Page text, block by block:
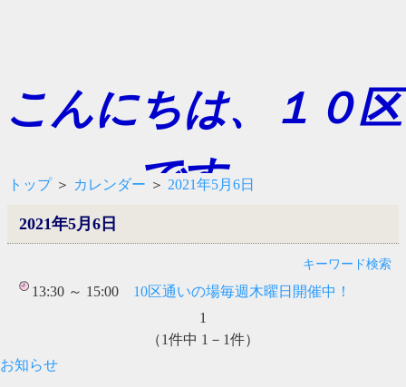
こんにちは、１０区
です。
トップ＞ カレンダー ＞ 2021年5月6日
2021年5月6日
キーワード検索
13:30 ～ 15:00 10区通いの場毎週木曜日開催中！
1
（1件中 1－1件）
お知らせ